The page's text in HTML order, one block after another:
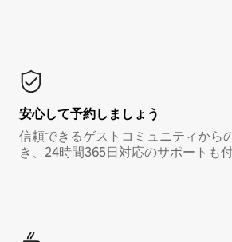
安心して予約しましょう
信頼できるゲストコミュニティから
き、24時間365日対応のサポートも